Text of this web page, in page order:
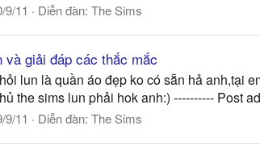
9/11 Diễn đàn: The Sims
giải đáp các thắc mắc
lun là quần áo đẹp ko có sẵn hả anh,tại
the sims lun phải hok anh:) ---------- Post
9/11 Diễn đàn: The Sims